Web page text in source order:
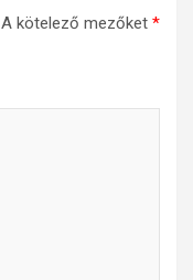
A kötelező mezőket *